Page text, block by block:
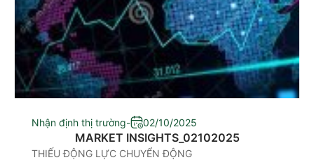
Nhận định thị trường- 02/10/2025
MARKET INSIGHTS_02102025
THIẾU ĐỘNG LỰC CHUYỂN ĐỘNG